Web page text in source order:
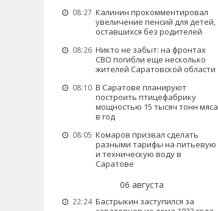
08:27 Калинин прокомментировал
увеличение пенсий для детей,
оставшихся без родителей
08:26 Никто не забыт: на фронтах
СВО погибли еще несколько
жителей Саратовской области
08:10 В Саратове планируют
построить птицефабрику
мощностью 15 тысяч тонн мяса
в год
08:05 Комаров призвал сделать
разными тарифы на питьевую
и техническую воду в
Саратове
06 августа
22:24 Бастрыкин заступился за